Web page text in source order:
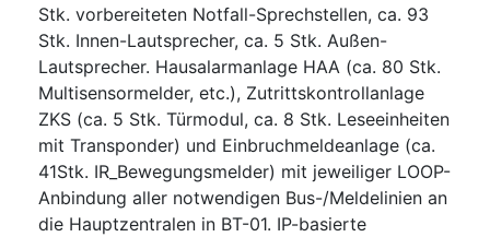
Stk. vorbereiteten Notfall-Sprechstellen, ca. 93
Stk. Innen-Lautsprecher, ca. 5 Stk. Außen-
Lautsprecher. Hausalarmanlage HAA (ca. 80 Stk.
Multisensormelder, etc.), Zutrittskontrollanlage
ZKS (ca. 5 Stk. Türmodul, ca. 8 Stk. Leseeinheiten
mit Transponder) und Einbruchmeldeanlage (ca.
41Stk. IR_Bewegungsmelder) mit jeweiliger LOOP-
Anbindung aller notwendigen Bus-/Meldelinien an
die Hauptzentralen in BT-01. IP-basierte